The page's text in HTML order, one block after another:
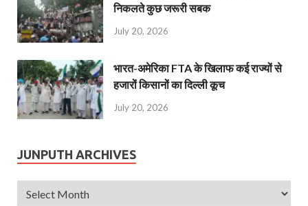
निकलते कुछ जरूरी सबक
July 20, 2026
भारत-अमेरिका FTA के खिलाफ कई राज्यों से
हजारों किसानों का दिल्ली कूच
July 20, 2026
JUNPUTH ARCHIVES